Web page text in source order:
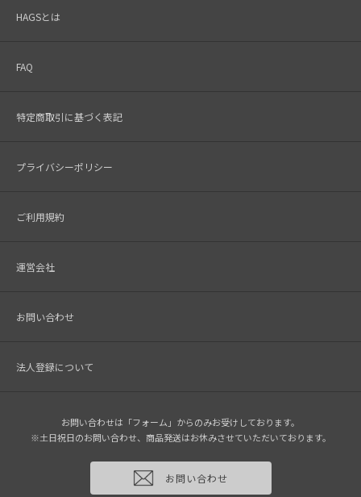
HAGSとは
FAQ
特定商取引に基づく表記
プライバシーポリシー
ご利用規約
運営会社
お問い合わせ
法人登録について
お問い合わせは「フォーム」からのみお受けしております。
※土日祝日のお問い合わせ、商品発送はお休みさせていただいております。
お問い合わせ